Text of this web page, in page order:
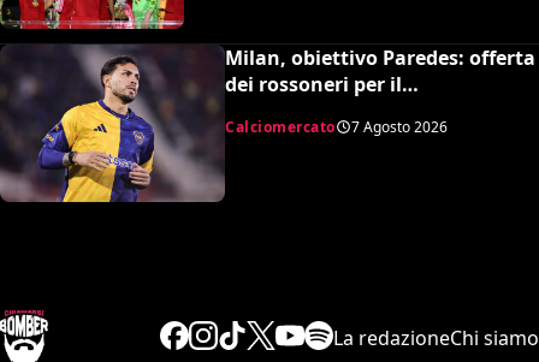
Milan, obiettivo Paredes: offerta
dei rossoneri per il
Calciomercato 7 Agosto 2026
La redazioneChi siamo